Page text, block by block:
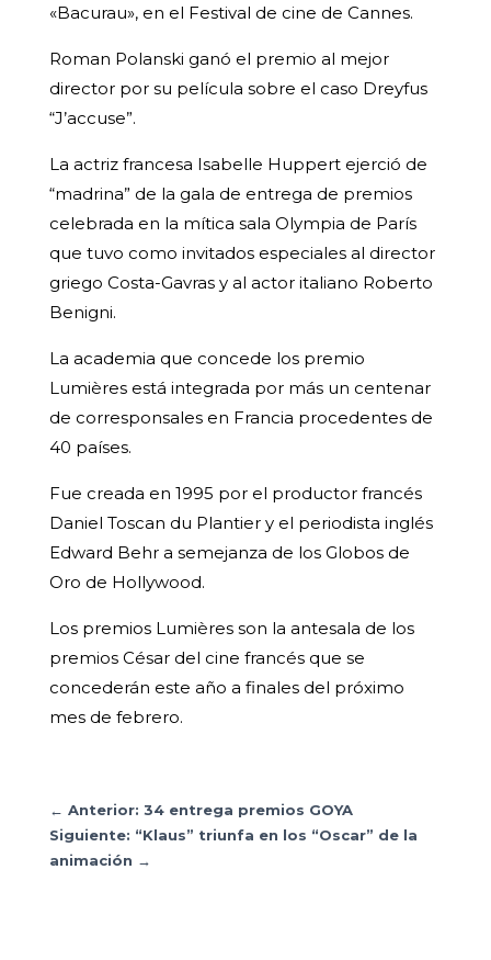
«Bacurau», en el Festival de cine de Cannes.
Roman Polanski ganó el premio al mejor
director por su película sobre el caso Dreyfus
“J’accuse”.
La actriz francesa Isabelle Huppert ejerció de
“madrina” de la gala de entrega de premios
celebrada en la mítica sala Olympia de París
que tuvo como invitados especiales al director
griego Costa-Gavras y al actor italiano Roberto
Benigni.
La academia que concede los premio
Lumières está integrada por más un centenar
de corresponsales en Francia procedentes de
40 países.
Fue creada en 1995 por el productor francés
Daniel Toscan du Plantier y el periodista inglés
Edward Behr a semejanza de los Globos de
Oro de Hollywood.
Los premios Lumières son la antesala de los
premios César del cine francés que se
concederán este año a finales del próximo
mes de febrero.
← Anterior: 34 entrega premios GOYA
Siguiente: “Klaus” triunfa en los “Oscar” de la
animación →